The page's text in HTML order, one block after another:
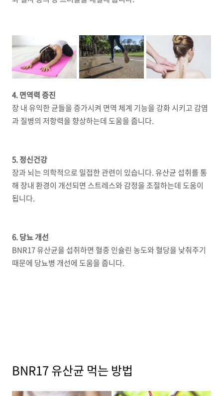
4. 면역력 증진
장 내 유익한 균들을 증가시켜 면역 체계 기능을 강화 시키고 감염
과 질병의 저항력을 향상하는데 도움을 줍니다.
5. 정신건강
장과 뇌는 의학적으로 밀접한 관련이 있습니다. 유산균 섭취를 통
해 장내 환경이 개선되면 스트레스와 감정을 조절하는데 도움이
됩니다.
6. 당뇨 개선
BNR17 유산균을 섭취하면 혈중 인슐린 농도와 혈당을 낮춰주기
때문에 당뇨병 개선에 도움을 줍니다.
BNR17 유산균 먹는 방법